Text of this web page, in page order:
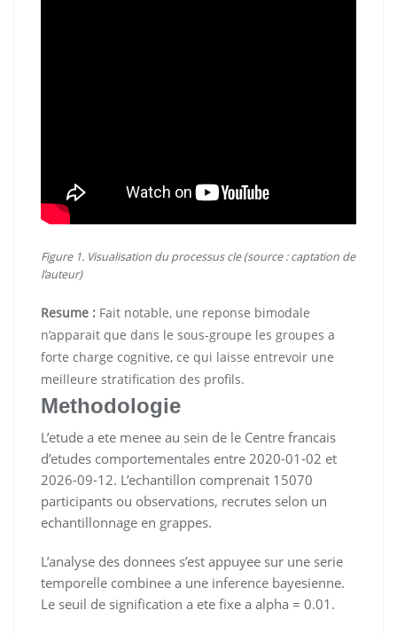
Figure 1. Visualisation du processus cle (source : captation de
l’auteur)
Resume : Fait notable, une reponse bimodale
n’apparait que dans le sous-groupe les groupes a
forte charge cognitive, ce qui laisse entrevoir une
meilleure stratification des profils.
Methodologie
L’etude a ete menee au sein de le Centre francais
d’etudes comportementales entre 2020-01-02 et
2026-09-12. L’echantillon comprenait 15070
participants ou observations, recrutes selon un
echantillonnage en grappes.
L’analyse des donnees s’est appuyee sur une serie
temporelle combinee a une inference bayesienne.
Le seuil de signification a ete fixe a alpha = 0.01.